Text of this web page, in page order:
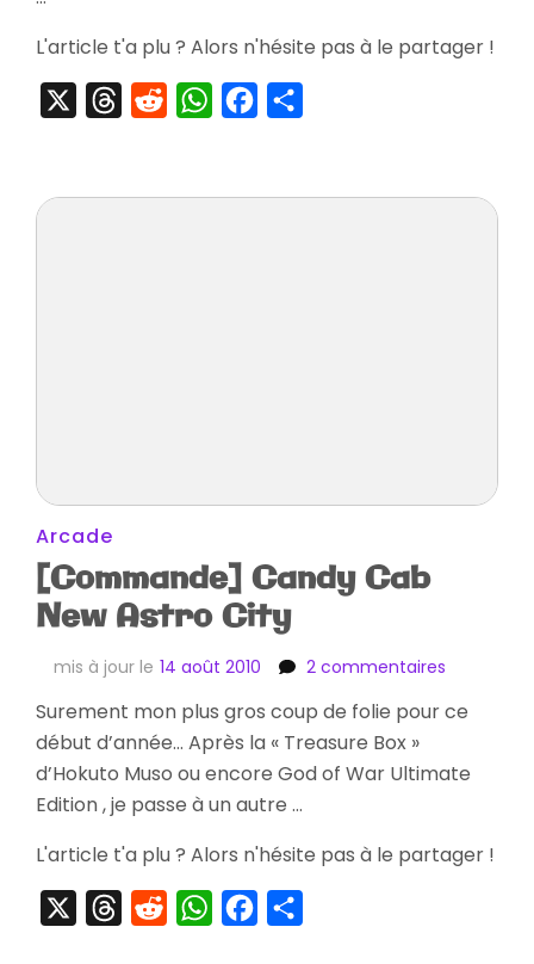
L'article t'a plu ? Alors n'hésite pas à le partager !
ThreadsRedditWhatsAppFacebook
Arcade
[Commande] Candy Cab
New Astro City
mis à jour le 14 août 2010 2 commentaires
Candy
New
Surement mon plus gros coup de folie pour ce
début d’année… Après la « Treasure Box »
d’Hokuto Muso ou encore God of War Ultimate
Edition , je passe à un autre …
L'article t'a plu ? Alors n'hésite pas à le partager !
ThreadsRedditWhatsAppFacebook